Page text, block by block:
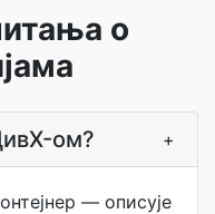
о
ом? +
— описује